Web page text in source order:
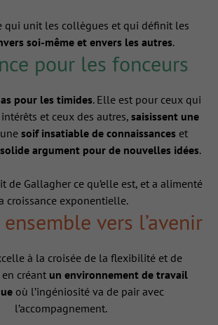
qui unit les collègues et qui définit les
soi-même et envers les autres.
pour les fonceurs
pour les timides. Elle est pour ceux qui
et ceux des autres, saisissent une
soif insatiable de connaissances et
solide argument pour de nouvelles idées.
de Gallagher ce qu’elle est, et a alimenté
croissance exponentielle.
vers l’avenir
à la croisée de la flexibilité et de
en créant un environnement de travail
où l’ingéniosité va de pair avec
l’accompagnement.